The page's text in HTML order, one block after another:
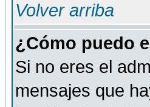
Volver arriba
¿Cómo puedo
Si no eres el
mensajes que